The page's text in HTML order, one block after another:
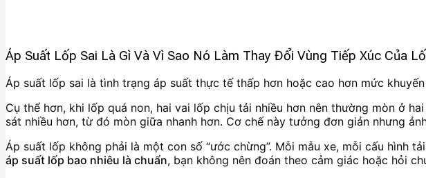
Áp Suất Lốp Sai Là Gì Và Vì Sao Nó Làm Thay Đổi Vùng Tiếp Xúc Của
Áp suất lốp sai là tình trạng áp suất thực tế thấp hơn hoặc cao hơn mức
Cụ thể hơn, khi lốp quá non, hai vai lốp chịu tải nhiều hơn nên thường mòn ở
sát nhiều hơn, từ đó mòn giữa nhanh hơn. Cơ chế này tưởng đơn giản nhưng
Áp suất lốp không phải là một con số “ước chừng”. Mỗi mẫu xe, mỗi cấu hình
áp suất lốp bao nhiêu là chuẩn, bạn không nên đoán theo cảm giác hoặc hỏi